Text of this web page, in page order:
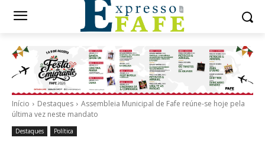
Início Destaques
Assembleia Municipal de Fafe reúne-se hoje pela
última vez neste mandato
Destaques Política